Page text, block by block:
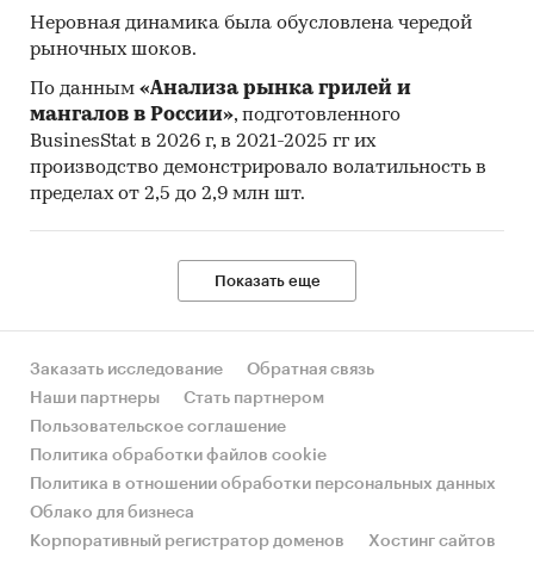
Неровная динамика была обусловлена чередой
рыночных шоков.
По данным «Анализа рынка грилей и
мангалов в России», подготовленного
BusinesStat в 2026 г, в 2021-2025 гг их
производство демонстрировало волатильность в
пределах от 2,5 до 2,9 млн шт.
Показать еще
Заказать исследование
Обратная связь
Наши партнеры
Стать партнером
Пользовательское соглашение
Политика обработки файлов cookie
Политика в отношении обработки персональных данных
Облако для бизнеса
Корпоративный регистратор доменов
Хостинг сайтов